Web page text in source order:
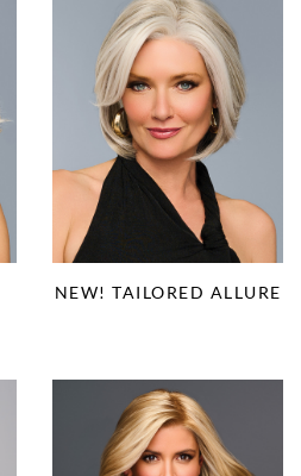
NEW! TAILORED ALLURE